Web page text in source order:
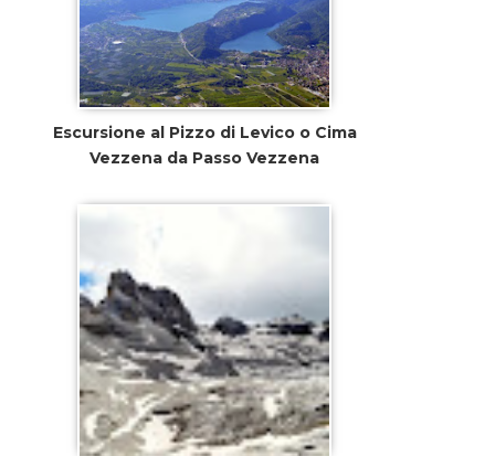
Escursione al Pizzo di Levico o Cima
Vezzena da Passo Vezzena